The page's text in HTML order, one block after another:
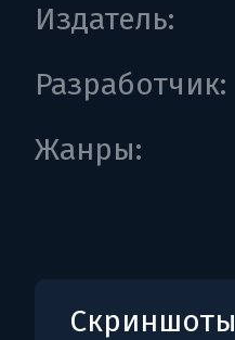
Издатель:
Разработчик:
Жанры:
Скриншоты